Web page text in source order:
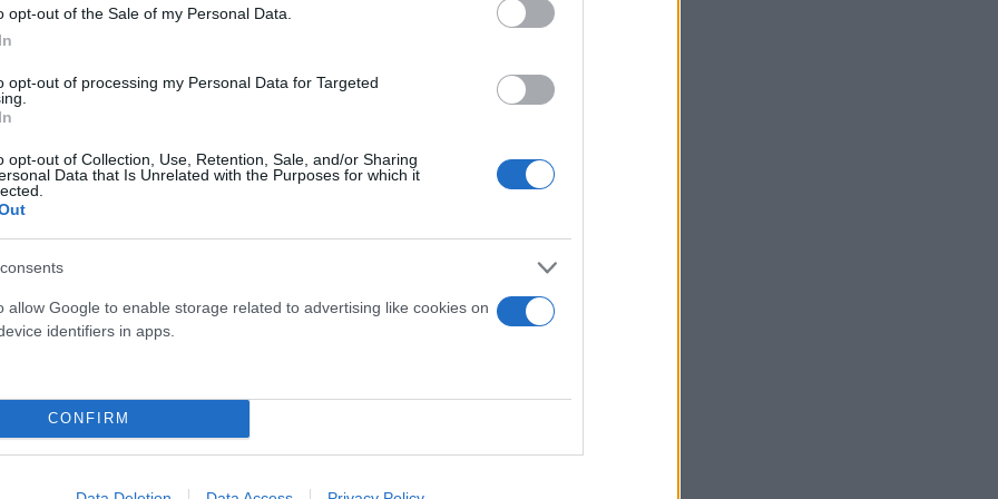
opt-out of the Sale of my Personal Data.
opt-out of processing my Personal Data for Targeted
opt-out of Collection, Use, Retention, Sale, and/or Sharing
Data that Is Unrelated with the Purposes for which it
allow Google to enable storage related to advertising like cookies on
identifiers in apps.
CONFIRM
των σημαντικότερων νομοθετικών παρεμβάσεων
την «Προστασία της Εργασίας» και ο νόμος Άδωνη Γεωργιάδη
μου ρόλου ως Γενική Γραμματέας, που είχε δήθεν ως
τη στρεβλή διαχείριση πόρων, συνδέοντας μάλιστα όλα
όριο ανοχής στη δημόσια κριτική.
Εργασίας, επί υπουργίας Κωστή Χατζηδάκη, καινούρια
και ευρωπαϊκών κονδυλίων, στην οποία ορίστηκε άλλο
πρόσωπο διατήρησε τις αρμοδιότητες του μέχρι τις